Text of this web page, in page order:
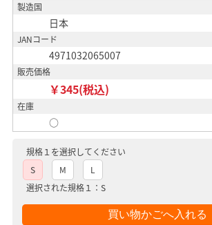
製造国
日本
JANコード
4971032065007
販売価格
￥345(税込)
在庫
○
規格１を選択してください
S
M
L
選択された規格１：S